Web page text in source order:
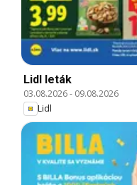
Lidl leták
03.08.2026- 09.08.2026
Lidl